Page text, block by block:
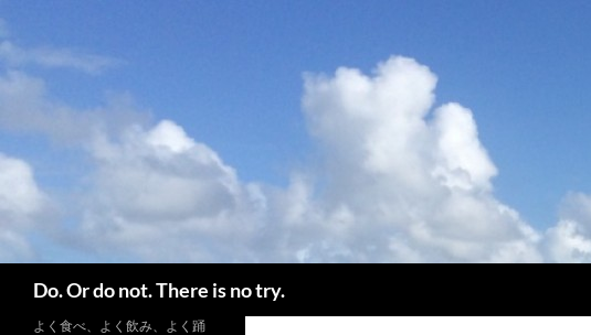
ン
Do. Or do not. There is no try.
よく食べ、よく飲み、よく踊